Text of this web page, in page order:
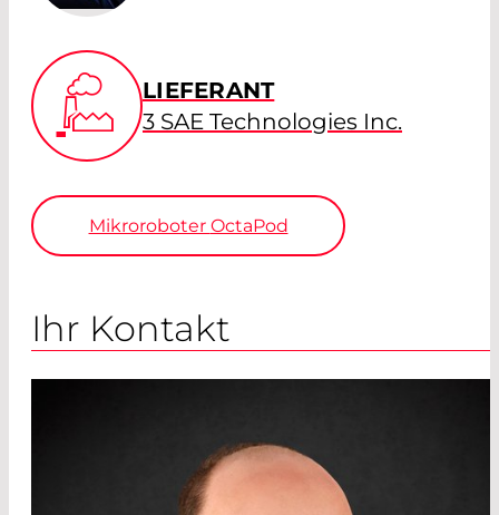
LIEFERANT
3 SAE Technologies Inc.
Mikroroboter OctaPod
Ihr Kontakt